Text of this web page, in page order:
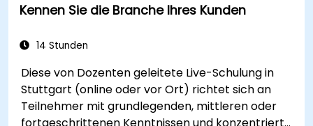
Erstens ermöglicht er es Ihnen, bekannte
zweitens helfen Sie dabei, eigenständige Muster
zu machen. Außerdem vermittelt der Kurs ein
Gefühl dafür, wie Entwurfsmuster Kosten
reduzieren, den Entwurfsprozess systematisieren
Kennen Sie die Branche Ihres Kunden
14 Stunden
Diese von Dozenten geleitete Live-Schulung in
Stuttgart (online oder vor Ort) richtet sich an
Teilnehmer mit grundlegenden, mittleren oder
fortgeschrittenen Kenntnissen und konzentriert